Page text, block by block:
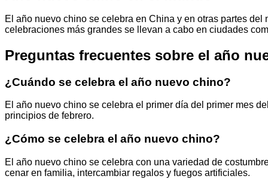
El año nuevo chino se celebra en China y en otras partes
celebraciones más grandes se llevan a cabo en ciudades
Preguntas frecuentes sobre el año
¿Cuándo se celebra el año nuevo chino?
El año nuevo chino se celebra el primer día del primer mes
principios de febrero.
¿Cómo se celebra el año nuevo chino?
El año nuevo chino se celebra con una variedad de
cenar en familia, intercambiar regalos y fuegos artificiales.